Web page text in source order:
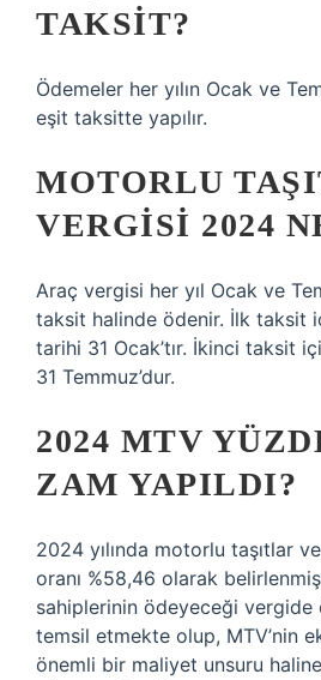
TAKSIT?
Ödemeler her yılın Ocak ve
eşit taksitte yapılır.
MOTORLU
VERGISI 2024
Araç vergisi her yıl Ocak ve
taksit halinde ödenir. İlk taksit
tarihi 31 Ocak’tır. İkinci taksit
31 Temmuz’dur.
2024 MTV
ZAM YAPILDI?
2024 yılında motorlu taşıtlar
oranı %58,46 olarak
sahiplerinin ödeyeceği vergide
temsil etmekte olup, MTV’nin
önemli bir maliyet unsuru